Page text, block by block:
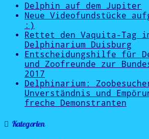
Delphin auf dem Jupiter
Neue Videofundstücke
:)
Rettet den Vaquita-Tag
Delphinarium Duisburg
Entscheidungshilfe für
und Zoofreunde zur
2017
Delphinarium:
Unverständnis und
freche Demonstranten
Kategorien